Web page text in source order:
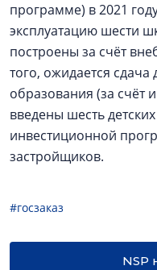
программе) в 2021
эксплуатацию шести
построены за счёт
того, ожидается
образования (за счёт
введены шесть
инвестиционной
застройщиков.
#госзаказ
NSP